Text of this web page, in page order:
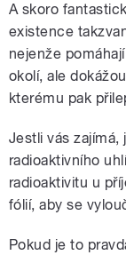
A skoro
existence
nejenže
okolí, ale
kterému pak
Jestli vás
radioaktivního
radioaktivitu u
fólií, aby se
Pokud je to